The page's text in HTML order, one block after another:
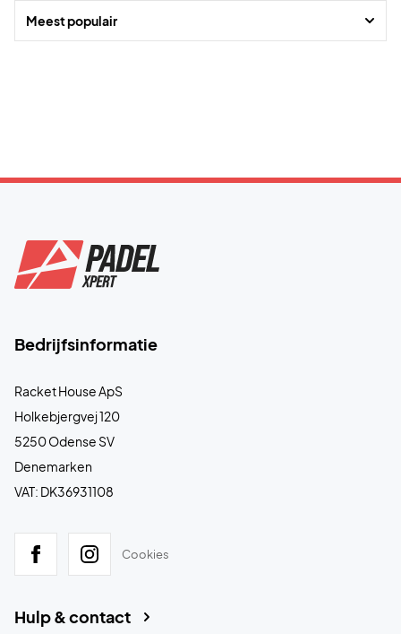
Meest populair
Bedrijfsinformatie
Racket House ApS
Holkebjergvej 120
5250 Odense SV
Denemarken
VAT: DK36931108
Cookies
Hulp & contact